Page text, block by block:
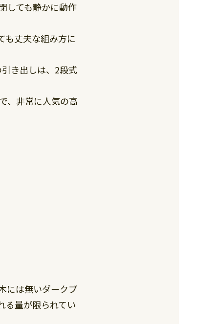
しても静かに動作
も丈夫な組み方に
き出しは、2段式
、非常に人気の高
には無いダークブ
る量が限られてい